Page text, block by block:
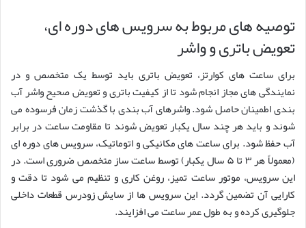
توصیه های مربوط به سرویس های دوره ای،
تعویض باتری و واشر
برای ساعت های کوارتز، تعویض باتری باید توسط یک متخصص و در
نمایندگی های مجاز انجام شود تا از کیفیت باتری و تعویض صحیح واشر آب
بندی اطمینان حاصل شود. واشرهای آب بندی با گذشت زمان فرسوده می
شوند و باید هر چند سال یکبار تعویض شوند تا مقاومت ساعت در برابر
آب حفظ شود. برای ساعت های مکانیکی و اتوماتیک، سرویس های دوره ای
(معمولاً هر ۳ تا ۵ سال یکبار) توسط ساعت ساز متخصص ضروری است. در
این سرویس، موتور ساعت تمیز، روغن کاری و تنظیم می شود تا دقت و
کارایی آن تضمین گردد. این سرویس ها از سایش زودرس قطعات داخلی
جلوگیری کرده و به طول عمر ساعت می افزایند.